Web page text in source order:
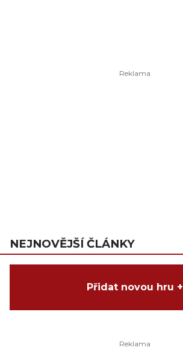
NEJNOVĚJŠÍ ČLÁNKY
Přidat novou hru +